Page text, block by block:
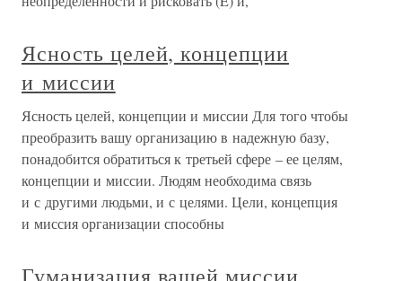
Ясность целей, концепции
и миссии
Ясность целей, концепции и миссии Для того чтобы
преобразить вашу организацию в надежную базу,
понадобится обратиться к третьей сфере – ее целям,
концепции и миссии. Людям необходима связь
и с другими людьми, и с целями. Цели, концепция
и миссия организации способны